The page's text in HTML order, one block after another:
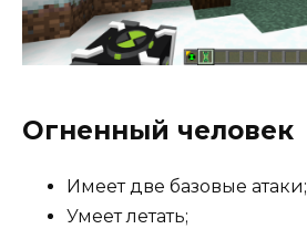
Огненный человек
Имеет две базовые атаки;
Умеет летать;